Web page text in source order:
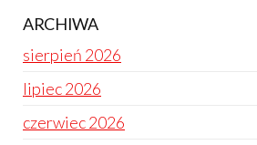
ARCHIWA
sierpień 2026
lipiec 2026
czerwiec 2026